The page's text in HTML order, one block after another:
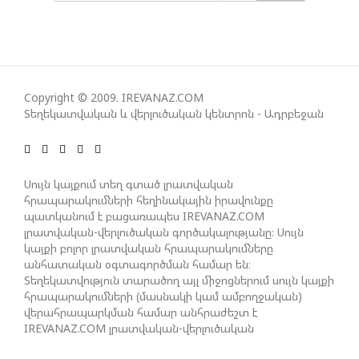
ՄԻԽԵԻԼ ԿԱՎԵԼԱՇՎԻԼԻ. ԱԴՐԲԵՋԱՆԸ, ԹՈՒՐՔԻԱՆ,
ԿԵՆՏՐՈՆԱԿԱՆ ԱՍԻԱՅԻ ԵՐԿՐՆԵՐԸ ԵՎ
ՉԻՆԱՍՏԱՆԸ ԲԱՐՁՐ ԵՆ ԳՆԱՀԱՏՈՒՄ ՎՐԱՍՏԱՆԻ
ԴԵՐԸ ՏԱՐԱԾԱՇՐՋԱՆՈՒՄ
ՉԵՉԵԼԱՇՎԻԼԻՆ ԱԴՐԲԵՋԱՆ-ԳԵՐՄԱՆԻԱ ԵՐԿԿՈՂՄ
ՌԱԶՄԱՎԱՐԱԿԱՆ ԳՈՐԾԸՆԿԵՐՈՒԹՅԱՆ ՄԱՍԻՆ
ՈՒԿՐԱԻՆԱՅՈՒՄ ԱԴՐԲԵՋԱՆԱԿԱՆ ՍՓՅՈՒՌՔԻ
ԱԿՏԻՎԻՍՏԻ ՈՐԴԻՆ ՆՇԱՆԱԿՎԵԼ Է ԿԻևԻ ՄԱՐԶԻ
Copyright © 2009. IREVANAZ.COM
Տեղեկատվական և վերլուծական կենտրոն - Ադրբեջան
Սույն կայքում տեղ գտած լրատվական
հրապարակումների հեղինակային իրավունքը
պատկանում է բացառապես IREVANAZ.COM
լրատվական-վերլուծական գործակալությանը։ Սույն
կայքի բոլոր լրատվական հրապարակումները
անհատական օգտագործման համար են։
Տեղեկատվություն տարածող այլ միջոցներում սույն կայքի
հրապարակումների (մասնակի կամ ամբողջական)
վերահրապարկման համար անհրաժեշտ է
IREVANAZ.COM լրատվական-վերլուծական